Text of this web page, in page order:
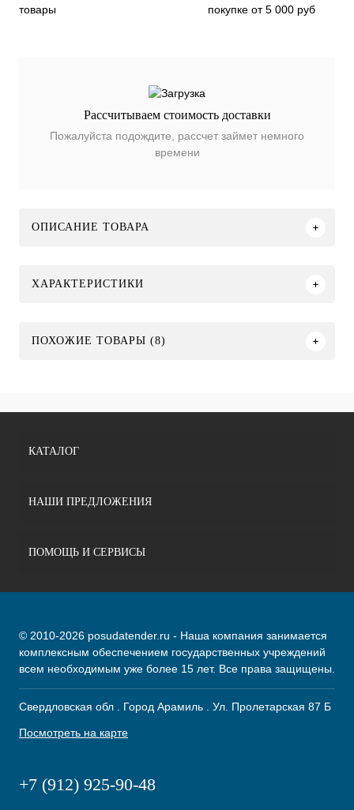
товары
покупке от 5 000 руб
Рассчитываем стоимость доставки
Пожалуйста подождите, рассчет займет немного
времени
ОПИСАНИЕ ТОВАРА
ХАРАКТЕРИСТИКИ
ПОХОЖИЕ ТОВАРЫ (8)
КАТАЛОГ
НАШИ ПРЕДЛОЖЕНИЯ
ПОМОЩЬ И СЕРВИСЫ
© 2010-2026 posudatender.ru - Наша компания занимается
комплексным обеспечением государственных учреждений
всем необходимым уже более 15 лет. Все права защищены.
Свердловская обл . Город Арамиль . Ул. Пролетарская 87 Б
Посмотреть на карте
+7 (912) 925-90-48